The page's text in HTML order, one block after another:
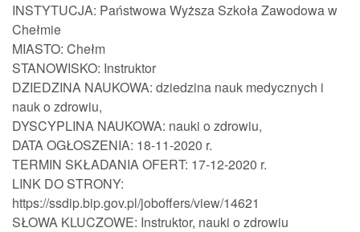
INSTYTUCJA: Państwowa Wyższa Szkoła Zawodowa w
Chełmie
MIASTO: Chełm
STANOWISKO: Instruktor
DZIEDZINA NAUKOWA: dziedzina nauk medycznych i
nauk o zdrowiu,
DYSCYPLINA NAUKOWA: nauki o zdrowiu,
DATA OGŁOSZENIA: 18-11-2020 r.
TERMIN SKŁADANIA OFERT: 17-12-2020 r.
LINK DO STRONY:
https://ssdip.bip.gov.pl/joboffers/view/14621
SŁOWA KLUCZOWE: Instruktor, nauki o zdrowiu